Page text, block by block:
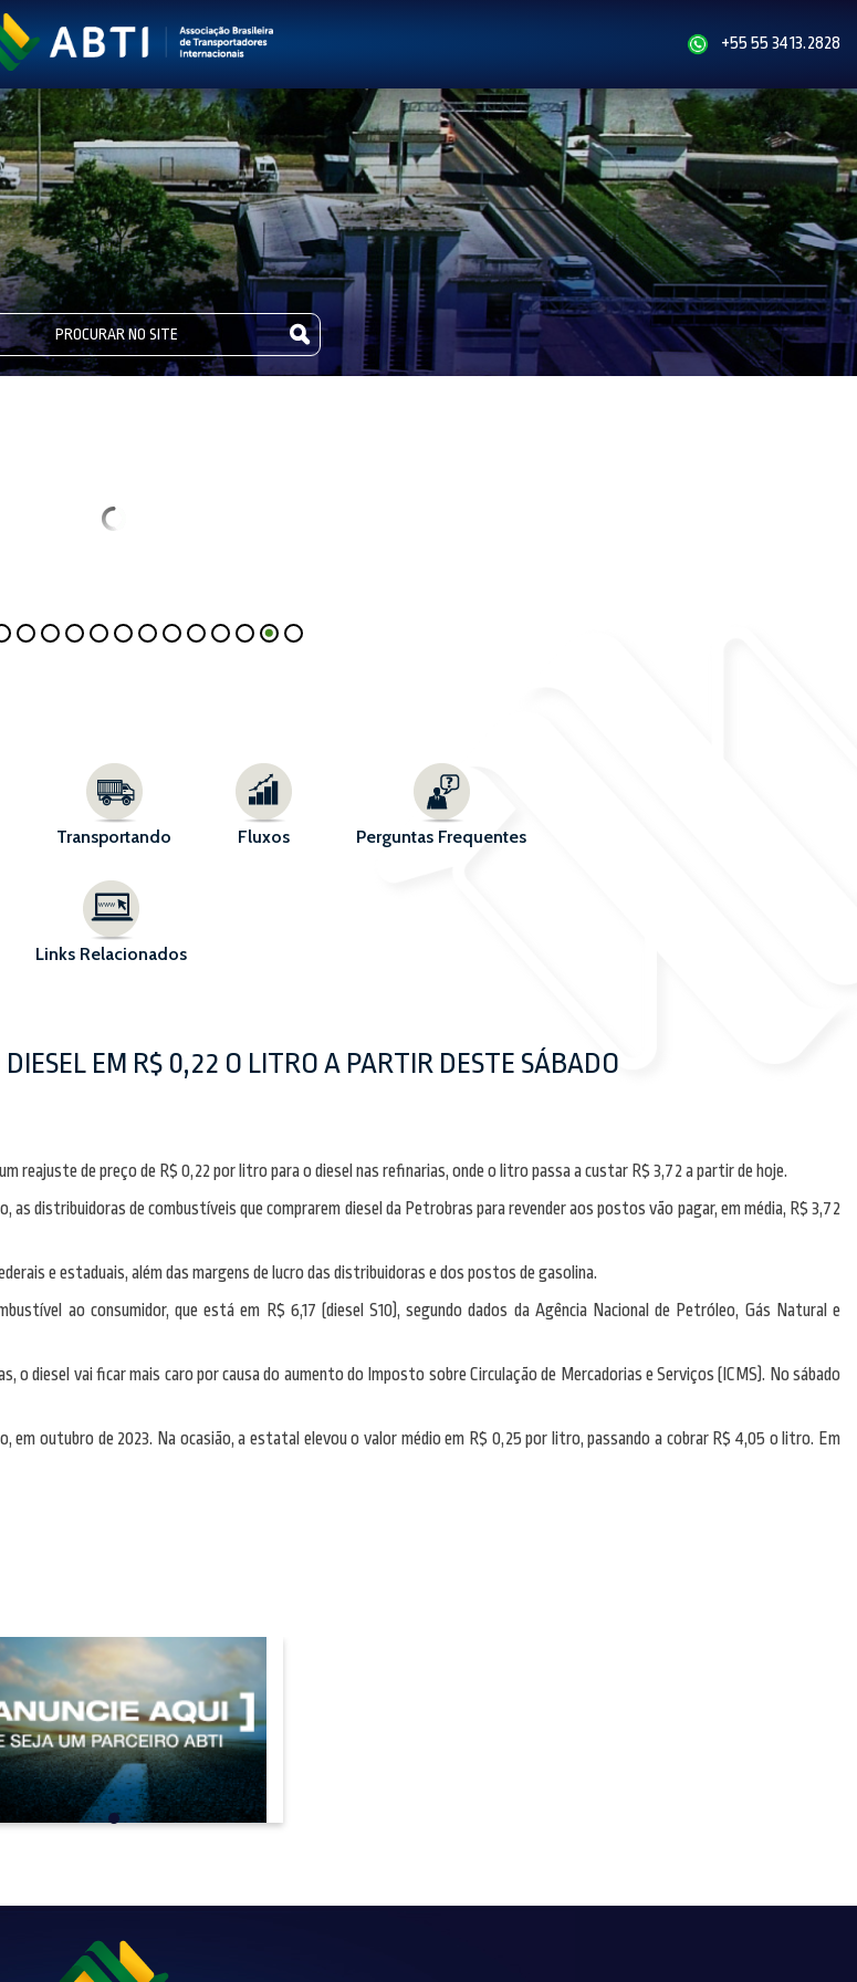
+55 55 3413.2828
PESQUISAR
Transportando Fluxos Perguntas Frequentes
Links Relacionados
EM R$ 0,22 O LITRO A PARTIR DESTE SÁBADO
reajuste de preço de R$ 0,22 por litro para o diesel nas refinarias, onde o litro passa a custar R$ 3,72 a partir de hoje.
as distribuidoras de combustíveis que comprarem diesel da Petrobras para revender aos postos vão pagar, em média, R$ 3,72
e estaduais, além das margens de lucro das distribuidoras e dos postos de gasolina.
ao consumidor, que está em R$ 6,17 (diesel S10), segundo dados da Agência Nacional de Petróleo, Gás Natural e
o diesel vai ficar mais caro por causa do aumento do Imposto sobre Circulação de Mercadorias e Serviços (ICMS). No sábado
em outubro de 2023. Na ocasião, a estatal elevou o valor médio em R$ 0,25 por litro, passando a cobrar R$ 4,05 o litro. Em